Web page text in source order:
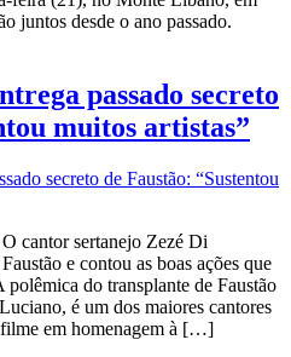
juntos desde o ano passado.
passado secreto
muitos artistas”
cantor sertanejo Zezé Di
e contou as boas ações que
polêmica do transplante de Faustão
é um dos maiores cantores
em homenagem à […]